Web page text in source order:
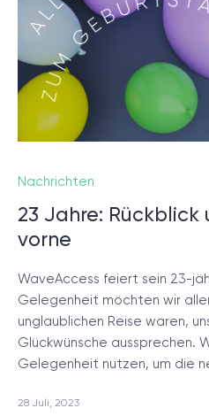
Nachrichten
23 Jahre: Rückblick
vorne
WaveAccess feiert sein 23-
Gelegenheit möchten wir
unglaublichen Reise waren,
Glückwünsche aussprechen.
Gelegenheit nutzen, um die
28 Juli, 2023
Deutsch
English
© 2000 – 2026
Cookie-